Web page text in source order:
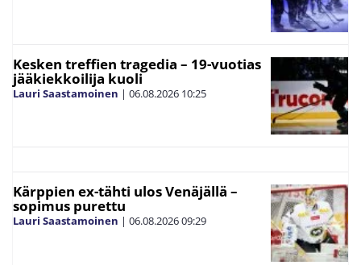
Kesken treffien tragedia – 19-vuotias
jääkiekkoilija kuoli
Lauri Saastamoinen | 06.08.2026 10:25
Kärppien ex-tähti ulos Venäjällä –
sopimus purettu
Lauri Saastamoinen | 06.08.202609:29